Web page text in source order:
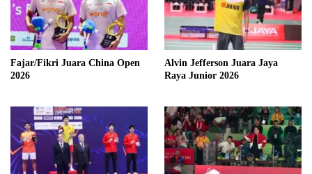
Fajar/Fikri Juara China Open
2026
Alvin Jefferson Juara Jaya
Raya Junior 2026